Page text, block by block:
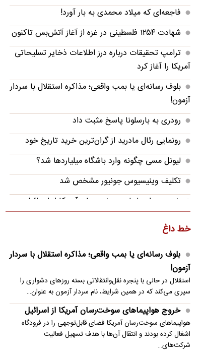
فاجعه‌ای که میلاد محمدی به بار آورد!
شهادت ۱۲۵۴ فلسطینی در غزه از آغاز آتش‌بس تاکنون
ترامپ تحقیقات درباره درز اطلاعات ذخایر تسلیحاتی
آمریکا را آغاز کرد
بلوف رسانه‌ای یا بمب واقعی؛ مذاکره استقلال با سردار
آزمون!
رودری به بارسلونا پاسخ مثبت داد
رونمایی رئال مادرید از گران‌ترین خرید تاریخ خود
لیونل مسی چگونه وارد باشگاه میلیاردها شد؟
تکلیف وینیسیوس جونیور مشخص شد
خروج هواپیماهای سوخت‌رسان آمریکا از اسرائیل
مذاکرات لبنان و اسرائیل به بن‌بست خورد
محسن رضایی: اجازه باز شدن مسیر دوم در تنگه هرمز
را نخواهیم داد
ریاض میزبان توافق دفاعی ترکیه، عربستان و پاکستان
پالس‌های تازه از دیپلماسی؛ توافق ایران و آمریکا در
راه است؟
خط داغ
بلوف رسانه‌ای یا بمب واقعی؛ مذاکره استقلال با سردار
آزمون!
استقلال در حالی با پنجره نقل‌وانتقالاتی بسته روزهای دشواری را
سپری می‌کند که در همین شرایط، نام سردار آزمون به عنوان…
خروج هواپیماهای سوخت‌رسان آمریکا از اسرائیل
هواپیماهای سوخت‌رسان آمریکا فضای قابل‌توجهی را در فرودگاه
اشغال کرده بودند و انتقال آن‌ها با هدف تسهیل فعالیت
شرکت‌های…